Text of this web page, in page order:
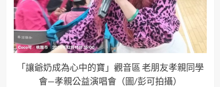
「讓爺奶成為心中的寶」觀音區 老朋友孝親同學
會—孝親公益演唱會（圖/彭可拍攝）